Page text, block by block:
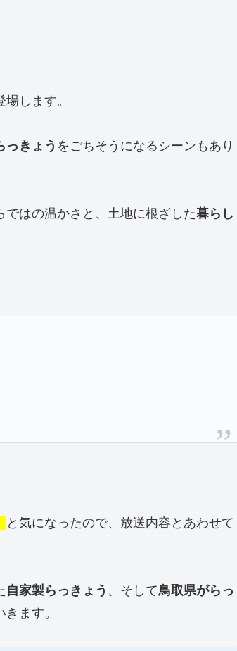
します。
っきょう をごちそうになるシーンもあり
はの温かさと、土地に根ざした暮らし
と気になったので、放送内容とあわせて
自家製らっきょう 、そして鳥取県がらっ
ます。